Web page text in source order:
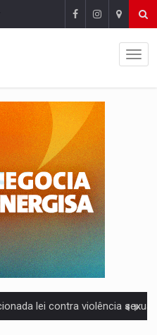
e Rússia discutem energia nuclear, defesa e